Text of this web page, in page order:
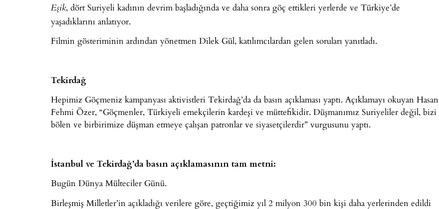
Eşik, dört Suriyeli kadının devrim başladığında ve daha sonra göç ettikleri yerlerde ve Türkiye’de
yaşadıklarını anlatıyor.
Filmin gösteriminin ardından yönetmen Dilek Gül, katılımcılardan gelen soruları yanıtladı.
Tekirdağ
Hepimiz Göçmeniz kampanyası aktivistleri Tekirdağ’da da basın açıklaması yaptı. Açıklamayı okuyan Hasan
Fehmi Özer, “Göçmenler, Türkiyeli emekçilerin kardeşi ve müttefikidir. Düşmanımız Suriyeliler değil, bizi
bölen ve birbirimize düşman etmeye çalışan patronlar ve siyasetçilerdir” vurgusunu yaptı.
İstanbul ve Tekirdağ’da basın açıklamasının tam metni:
Bugün Dünya Mülteciler Günü.
Birleşmiş Milletler’in açıkladığı verilere göre, geçtiğimiz yıl 2 milyon 300 bin kişi daha yerlerinden edildi